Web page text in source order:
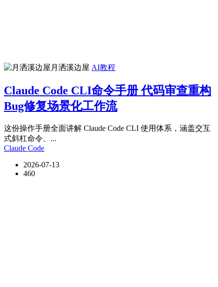
月洒溪边屋 AI教程
Claude Code CLI命令手册 代码审查重构
Bug修复场景化工作流
这份操作手册全面讲解 Claude Code CLI 使用体系，涵盖交互
式斜杠命令、...
Claude Code
2026-07-13
460